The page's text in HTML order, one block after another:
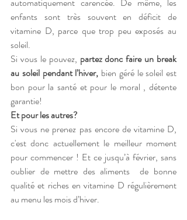
automatiquement carencée. De même, les
enfants sont très souvent en déficit de
vitamine D, parce que trop peu exposés au
soleil.
Si vous le pouvez, partez donc faire un break
au soleil pendant l’hiver, bien géré le soleil est
bon pour la santé et pour le moral , détente
garantie!
Et pour les autres?
Si vous ne prenez pas encore de vitamine D,
c'est donc actuellement le meilleur moment
pour commencer ! Et ce jusqu’à février, sans
oublier de mettre des aliments  de bonne
qualité et riches en vitamine D régulièrement
au menu les mois d’hiver.